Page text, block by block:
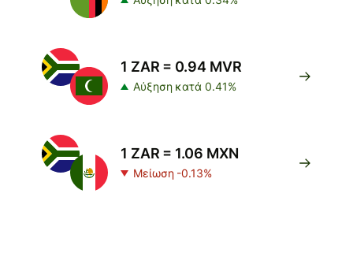
1 ZAR = 0.94 MVR
Αύξηση κατά 0.41%
1 ZAR = 1.06 MXN
Μείωση -0.13%